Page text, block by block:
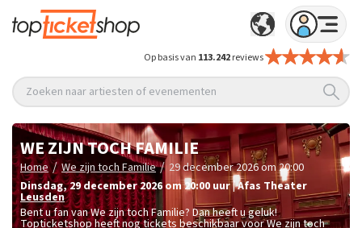
Op basis van 113.242reviews
Zoeken naar artiesten of evenementen
WE ZIJN TOCH FAMILIE
Home / We zijn toch Familie / 29 december 2026 om 20:00
dinsdag,29 december 2026 om 20:00 uur|Afas Theater
Leusden
Bent u fan van We zijn toch Familie? Dan heeft u geluk!
Topticketshop heeft nog tickets beschikbaar voor We zijn toch